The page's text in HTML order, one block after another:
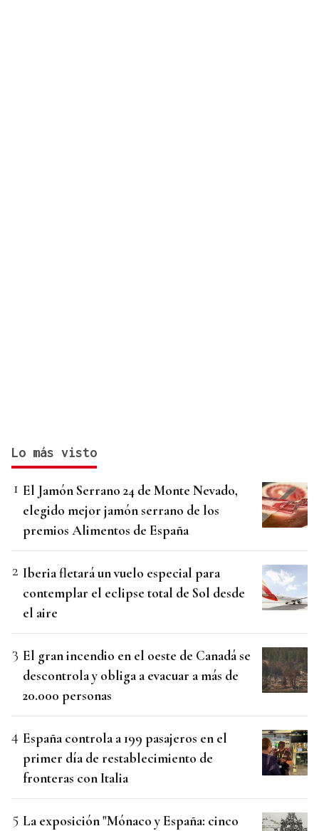
Lo más visto
El Jamón Serrano 24 de Monte Nevado,
elegido mejor jamón serrano de los
premios Alimentos de España
Iberia fletará un vuelo especial para
contemplar el eclipse total de Sol desde
el aire
El gran incendio en el oeste de Canadá se
descontrola y obliga a evacuar a más de
20.000 personas
España controla a 199 pasajeros en el
primer día de restablecimiento de
fronteras con Italia
La exposición "Mónaco y España: cinco